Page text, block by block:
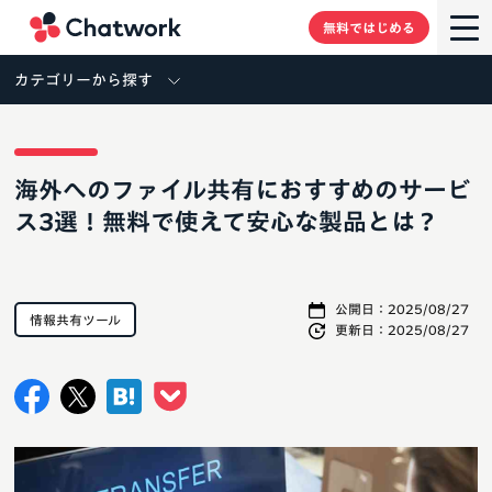
無料ではじめる
カテゴリーから探す
海外へのファイル共有におすすめのサービ
ス3選！無料で使えて安心な製品とは？
公開日： 2025/08/27
更新日： 2025/08/27
情報共有ツール